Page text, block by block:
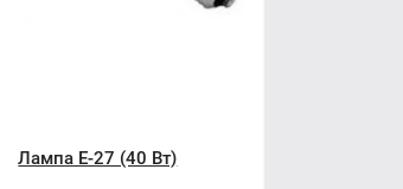
Лампа Е-27 (40 Вт)